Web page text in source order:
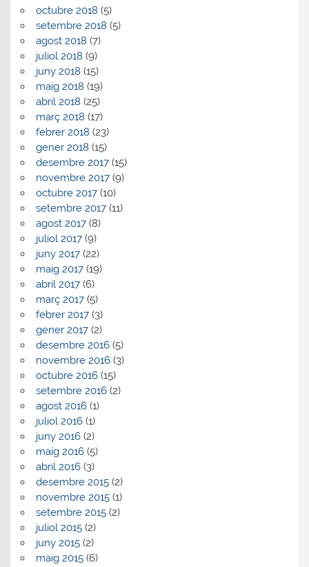
octubre 2018 (5)
setembre 2018 (5)
agost 2018 (7)
juliol 2018 (9)
juny 2018 (15)
maig 2018 (19)
abril 2018 (25)
març 2018 (17)
febrer 2018 (23)
gener 2018 (15)
desembre 2017(15)
novembre 2017(9)
octubre 2017(10)
setembre 2017(11)
agost 2017(8)
juliol 2017(9)
juny 2017(22)
maig 2017(19)
abril 2017(6)
març 2017(5)
febrer 2017(3)
gener 2017(2)
desembre 2016(5)
novembre 2016(3)
octubre 2016(15)
setembre 2016(2)
agost 2016(1)
juliol 2016(1)
juny 2016(2)
maig 2016(5)
abril 2016(3)
desembre 2015(2)
novembre 2015(1)
setembre 2015(2)
juliol 2015(2)
juny 2015(2)
maig 2015(6)